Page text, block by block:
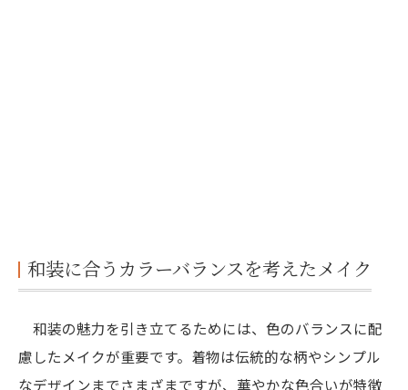
和装に合うカラーバランスを考えたメイク
和装の魅力を引き立てるためには、色のバランスに配
慮したメイクが重要です。着物は伝統的な柄やシンプル
なデザインまでさまざまですが、華やかな色合いが特徴